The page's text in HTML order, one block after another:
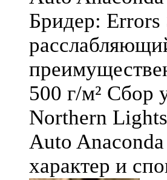
Бридер:
500 г/м² Сбор
Northern
Auto
характер и